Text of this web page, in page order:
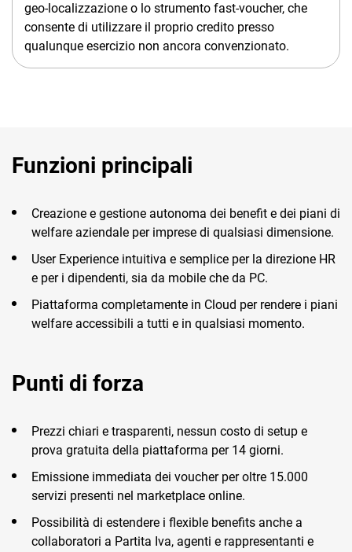
geo-localizzazione o lo strumento fast-voucher, che
consente di utilizzare il proprio credito presso
qualunque esercizio non ancora convenzionato.
Funzioni principali
Creazione e gestione autonoma dei benefit e dei piani di
welfare aziendale per imprese di qualsiasi dimensione.
User Experience intuitiva e semplice per la direzione HR
e per i dipendenti, sia da mobile che da PC.
Piattaforma completamente in Cloud per rendere i piani
welfare accessibili a tutti e in qualsiasi momento.
Punti di forza
Prezzi chiari e trasparenti, nessun costo di setup e
prova gratuita della piattaforma per 14 giorni.
Emissione immediata dei voucher per oltre 15.000
servizi presenti nel marketplace online.
Possibilità di estendere i flexible benefits anche a
collaboratori a Partita Iva, agenti e rappresentanti e